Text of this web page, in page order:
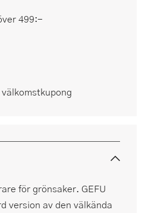
499:-
för grönsaker. GEFU
version av den välkända